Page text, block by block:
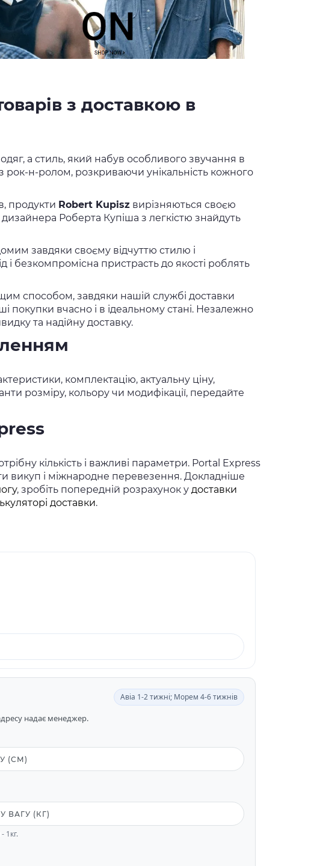
з доставкою в
а стиль, який набув особливого звучання в
рок-н-ролом, розкриваючи унікальність кожного
продукти Robert Kupisz вирізняються своєю
дизайнера Роберта Купіша з легкістю знайдуть
завдяки своєму відчуттю стилю і
безкомпромісна пристрасть до якості роблять
способом, завдяки нашій службі доставки
покупки вчасно і в ідеальному стані. Незалежно
та надійну доставку.
комплектацію, актуальну ціну,
розміру, кольору чи модифікації, передайте
кількість і важливі параметри. Portal Express
викуп і міжнародне перевезення. Докладніше
, зробіть попередній розрахунок у доставки
доставки.
Авіа 1-2 тижні; Морем 4-6 тижнів
надає менеджер.
1кг.